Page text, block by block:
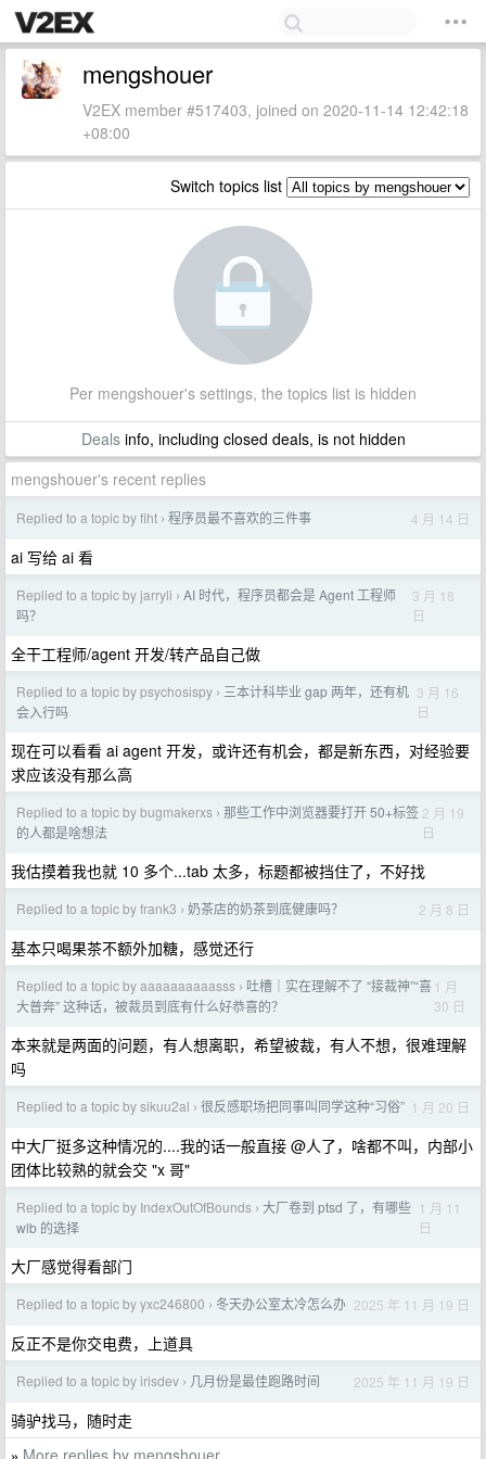
mengshouer
V2EX member #517403, joined on 2020-11-14 12:42:18
+08:00
Switch topics list
Per mengshouer's settings, the topics list is hidden
Dealsinfo, including closed deals, is not hidden
mengshouer's recent replies
Replied to a topic by fiht › 程序员最不喜欢的三件事 4 月 14 日
ai 写给 ai 看
Replied to a topic by jarryli › AI 时代，程序员都会是 Agent 工程师
吗？
3 月 18
日
全干工程师/agent 开发/转产品自己做
Replied to a topic by psychosispy › 三本计科毕业 gap 两年，还有机
会入行吗
3 月 16
日
现在可以看看 ai agent 开发，或许还有机会，都是新东西，对经验要
求应该没有那么高
Replied to a topic by bugmakerxs › 那些工作中浏览器要打开 50+标签
的人都是啥想法
2 月 19
日
我估摸着我也就 10 多个...tab 太多，标题都被挡住了，不好找
Replied to a topic by frank3 › 奶茶店的奶茶到底健康吗？ 2 月 8 日
基本只喝果茶不额外加糖，感觉还行
Replied to a topic by aaaaaaaaaasss › 吐槽｜实在理解不了 “接裁神”“喜
大普奔” 这种话，被裁员到底有什么好恭喜的？
1 月
30 日
本来就是两面的问题，有人想离职，希望被裁，有人不想，很难理解
吗
Replied to a topic by sikuu2al › 很反感职场把同事叫同学这种“习俗” 1 月 20 日
中大厂挺多这种情况的....我的话一般直接 @人了，啥都不叫，内部小
团体比较熟的就会交 "x 哥"
Replied to a topic by IndexOutOfBounds › 大厂卷到 ptsd 了，有哪些
wlb 的选择
1 月 11
日
大厂感觉得看部门
Replied to a topic by yxc246800 › 冬天办公室太冷怎么办 2025 年 11 月 19 日
反正不是你交电费，上道具
Replied to a topic by irisdev › 几月份是最佳跑路时间 2025 年 11 月 19 日
骑驴找马，随时走
More replies by mengshouer